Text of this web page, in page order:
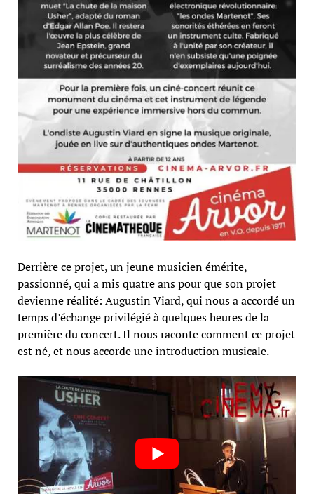
Derrière ce projet, un jeune musicien émérite,
passionné, qui a mis quatre ans pour que son projet
devienne réalité: Augustin Viard, qui nous a accordé un
temps d’échange privilégié à quelques heures de la
première du concert. Il nous raconte comment ce projet
est né, et nous accorde une introduction musicale.